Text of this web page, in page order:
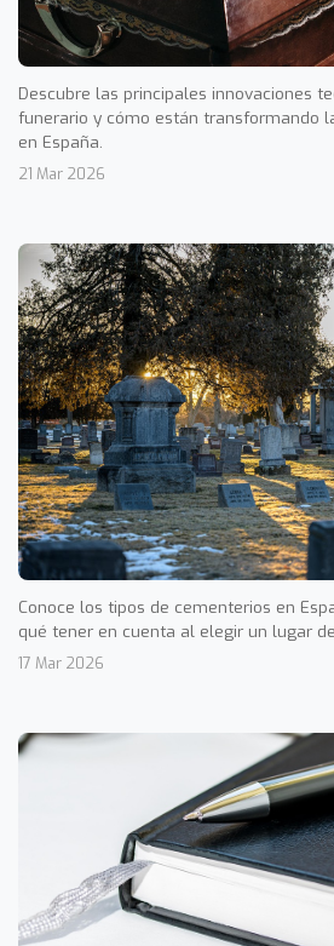
Descubre las principales innovaciones
funerario y cómo están transformando
en España.
21 Mar 2026
Conoce los tipos de cementerios en
qué tener en cuenta al elegir un lugar
17 Mar 2026